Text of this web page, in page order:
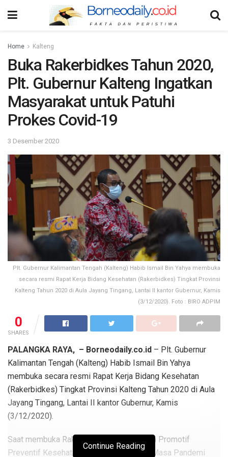
Home Kalteng
Buka Rakerbidkes Tahun 2020,
Plt. Gubernur Kalteng Ingatkan
Masyarakat untuk Patuhi
Prokes Covid-19
3 Desember 2020
Plt. Gubernur Kalimantan Tengah (Kalteng) Habib Ismail Bin Yahya membuka
secara resmi Rapat Kerja Bidang Kesehatan (Rakerbidkes) Tingkat Provinsi
Kalteng Tahun 2020 di Aula Jayang Tingang, Lantai II kantor Gubernur, Kamis
(3/12/2020). Foto : BIRO ADPIM
0
SHARES
PALANGKA RAYA, – Borneodaily.co.id – Plt. Gubernur
Kalimantan Tengah (Kalteng) Habib Ismail Bin Yahya
membuka secara resmi Rapat Kerja Bidang Kesehatan
(Rakerbidkes) Tingkat Provinsi Kalteng Tahun 2020 di Aula
Jayang Tingang, Lantai II kantor Gubernur, Kamis
(3/12/2020).
Saat membuka Raker bertema “Penguatan Promotif
Preventif Kesehatan dalam Menghadapi Masa Pandemi
Continue Reading